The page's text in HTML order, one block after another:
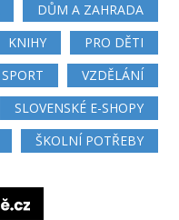
DŮM A ZAHRADA
KNIHY
PRO DĚTI
SPORT
VZDĚLÁNÍ
SLOVENSKÉ E-SHOPY
ŠKOLNÍ POTŘEBY